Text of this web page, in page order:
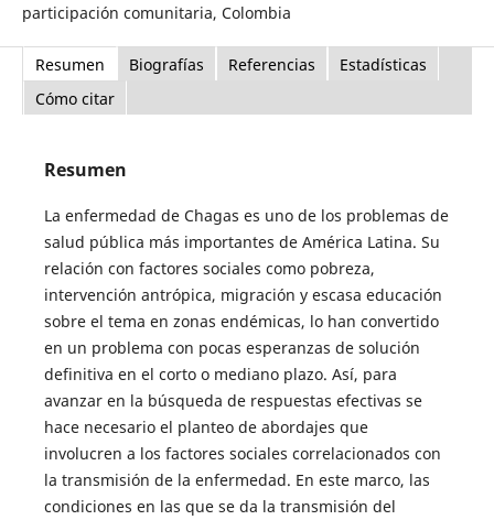
participación comunitaria, Colombia
Resumen Biografías Referencias
Estadísticas
Cómo citar
Resumen
La enfermedad de Chagas es uno de los problemas de
salud pública más importantes de América Latina. Su
relación con factores sociales como pobreza,
intervención antrópica, migración y escasa educación
sobre el tema en zonas endémicas, lo han convertido
en un problema con pocas esperanzas de solución
definitiva en el corto o mediano plazo. Así, para
avanzar en la búsqueda de respuestas efectivas se
hace necesario el planteo de abordajes que
involucren a los factores sociales correlacionados con
la transmisión de la enfermedad. En este marco, las
condiciones en las que se da la transmisión del